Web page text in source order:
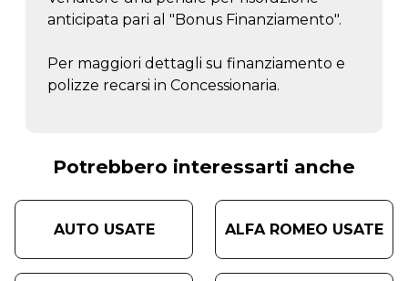
anticipata pari al "Bonus Finanziamento".
Per maggiori dettagli su finanziamento e
polizze recarsi in Concessionaria.
Potrebbero interessarti anche
AUTO USATE ALFA ROMEO USATE